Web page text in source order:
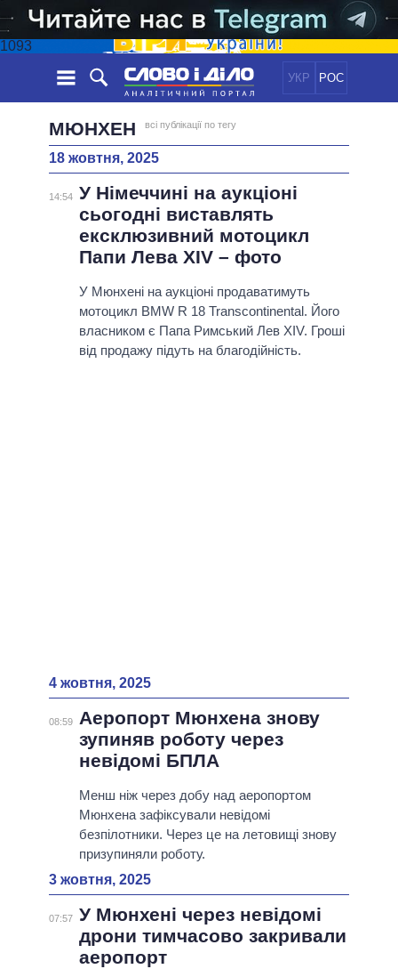
1093
УКР РОС
НОВИНИ
СТРІЧКА
ПОДІЇ
СТАТТІ
ДУМКИ
ДАЙДЖЕСТИ
ЕКОНОМІКА
СУСПІЛЬСТВО
СВІТ
ПОЛIТИКИ
УСІ ПОЛІТИКИ
ВЕРХОВНА РАДА
КАБІНЕТ МІНІСТРІВ
ГОЛОВИ ОБЛАДМІНІСТРАЦІЙ
ІНФОГРАФІКА
ВІДЕО
ПІДТРИМАТИ
ПОРІВНЯННЯ ПОЛІТИКІВ
МЮНХЕН всі публікації по тегу
18 жовтня, 2025
14:54 У Німеччині на аукціоні
сьогодні виставлять
ексклюзивний мотоцикл
Папи Лева XIV – фото
У Мюнхені на аукціоні продаватимуть
мотоцикл BMW R 18 Transcontinental. Його
власником є ​​Папа Римський Лев XIV. Гроші
від продажу підуть на благодійність.
4 жовтня, 2025
08:59
Аеропорт Мюнхена знову
зупиняв роботу через
невідомі БПЛА
Менш ніж через добу над аеропортом
Мюнхена зафіксували невідомі
безпілотники. Через це на летовищі знову
призупиняли роботу.
3 жовтня, 2025
07:57 У Мюнхені через невідомі
дрони тимчасово закривали
аеропорт